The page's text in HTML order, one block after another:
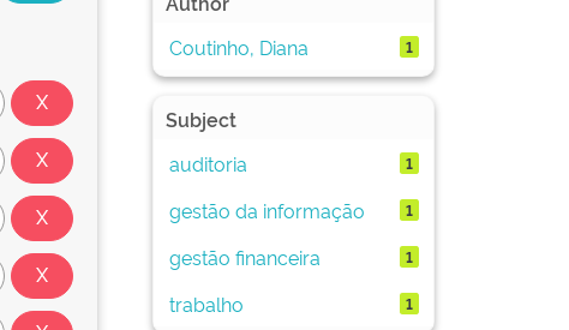
Coutinho, Diana
1
Subject
auditoria
1
gestão da informação 1
gestão financeira 1
trabalho 1